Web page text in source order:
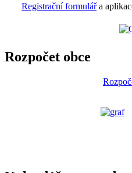
Registrační formulářa
Rozpočet obce